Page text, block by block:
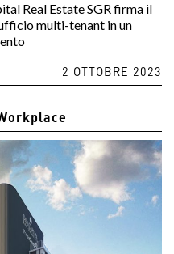
Real Estate SGR firma il
multi-tenant in un
2 OTTOBRE 2023